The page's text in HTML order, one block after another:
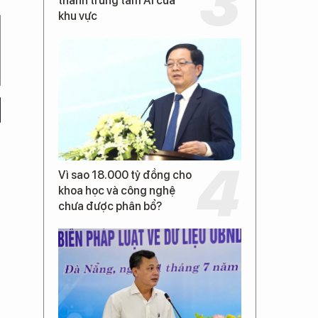
khu vực
Vì sao 18.000 tỷ đồng cho
khoa học và công nghệ
chưa được phân bổ?